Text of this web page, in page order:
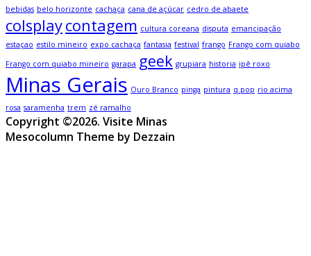
bebidas belo horizonte cachaça cana de açúcar cedro de abaete
colsplaycontagem cultura coreana disputa emancipação
estaçao estilo mineiro expo cachaça fantasia festival frango Frango com quiabo
Frango com quiabo mineiro garapa geek grupiara historia ipê roxo
Minas Gerais Ouro Branco pinga pintura q.pop rio acima
rosa saramenha trem zé ramalho
Copyright ©2026. Visite Minas
Mesocolumn Theme by Dezzain